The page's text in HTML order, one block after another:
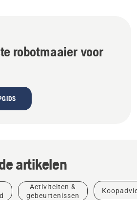
robotmaaier voor
artikelen
Activiteiten &
gebeurtenissen